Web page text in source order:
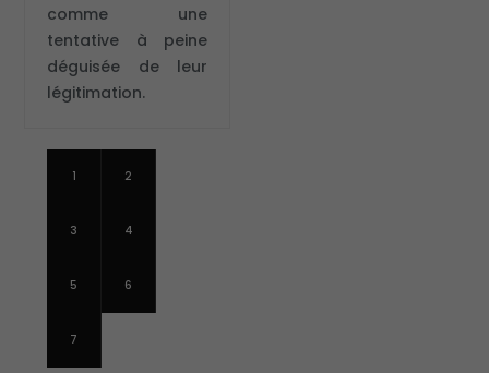
comme une
tentative à peine
déguisée de leur
légitimation.
1 2
3 4
5 6
7